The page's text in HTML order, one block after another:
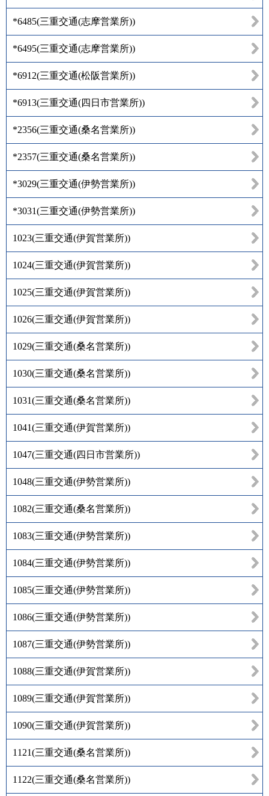
*6485(三重交通(志摩営業所))
*6495(三重交通(志摩営業所))
*6912(三重交通(松阪営業所))
*6913(三重交通(四日市営業所))
*2356(三重交通(桑名営業所))
*2357(三重交通(桑名営業所))
*3029(三重交通(伊勢営業所))
*3031(三重交通(伊勢営業所))
1023(三重交通(伊賀営業所))
1024(三重交通(伊賀営業所))
1025(三重交通(伊賀営業所))
1026(三重交通(伊賀営業所))
1029(三重交通(桑名営業所))
1030(三重交通(桑名営業所))
1031(三重交通(桑名営業所))
1041(三重交通(伊賀営業所))
1047(三重交通(四日市営業所))
1048(三重交通(伊勢営業所))
1082(三重交通(桑名営業所))
1083(三重交通(伊勢営業所))
1084(三重交通(伊勢営業所))
1085(三重交通(伊勢営業所))
1086(三重交通(伊勢営業所))
1087(三重交通(伊勢営業所))
1088(三重交通(伊賀営業所))
1089(三重交通(伊賀営業所))
1090(三重交通(伊賀営業所))
1121(三重交通(桑名営業所))
1122(三重交通(桑名営業所))